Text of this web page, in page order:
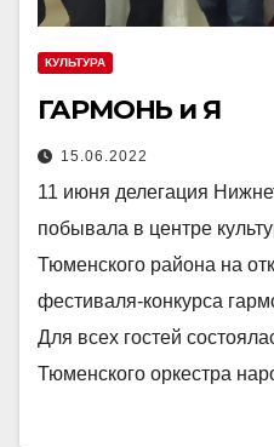
КУЛЬТУРА
ГАРМОНЬ и Я
15.06.2022
11 июня делегация
побывала в центре
Тюменского района на
фестиваля-конкурса
Для всех гостей
Тюменского оркестра